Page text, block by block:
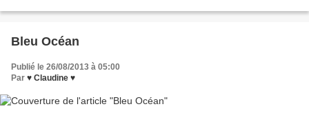
Bleu Océan
Publié le 26/08/2013 à 05:00
Par ♥ Claudine ♥